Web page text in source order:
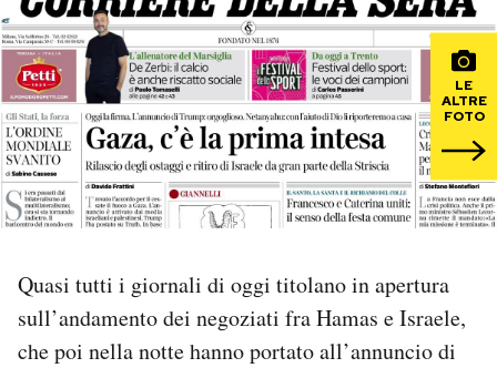
Economia
Sport
Altrecose
Mondiali calcio 2026
PODCAST
NEWSLETTER
I MIEI PREFERITI
LE
ALTRE
FOTO
Quasi tutti i giornali di oggi titolano in apertura
sull’andamento dei negoziati fra Hamas e Israele,
che poi nella notte hanno portato all’annuncio di